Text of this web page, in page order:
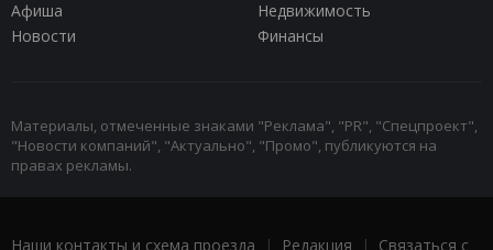
Афиша
Недвижимость
Новости
Финансы
Материалы, отмеченные знаками "Реклама", "PR", "Спецпроект",
"Новости компаний", "Актуально", "Промо", публикуются на
правах рекламы.
Наши контакты и схема проезда | Редакция | Связаться с